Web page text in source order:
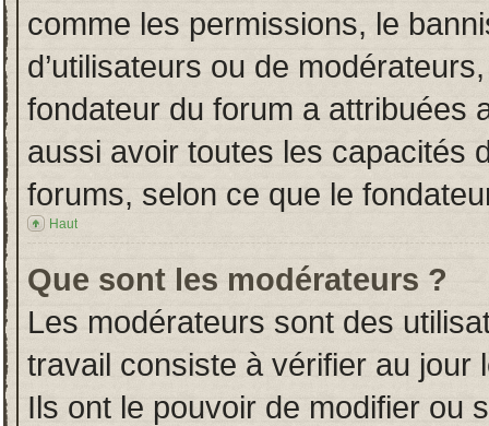
comme les permissions, le
d’utilisateurs ou de
fondateur du forum a attribuées
aussi avoir toutes les capacités
forums, selon ce que le
Haut
Que sont les modérateurs ?
Les modérateurs sont des
travail consiste à vérifier au jour
Ils ont le pouvoir de modifier ou